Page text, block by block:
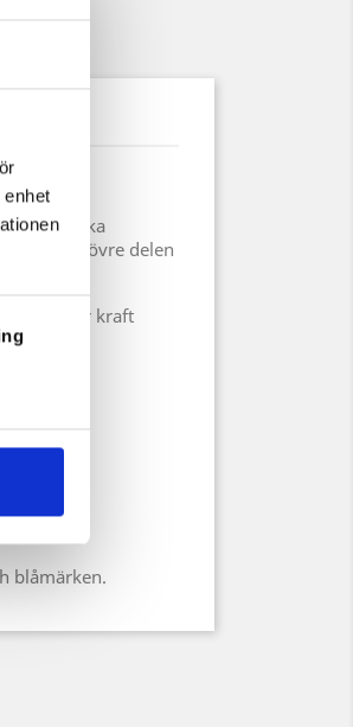
klassiska
och den övre delen
med stor kraft
blåmärken.